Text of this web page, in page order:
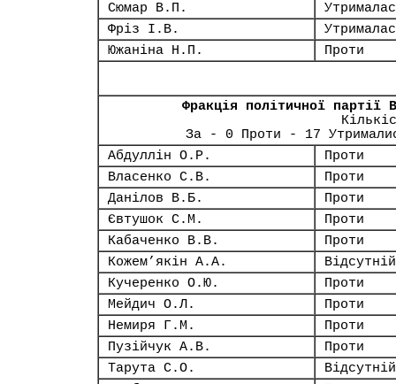
Сюмар В.П.
Фріз І.В.
Южаніна Н.П.
Проти
Фракція політичної партії
За - 0 Проти - 17
Абдуллін О.Р.
Проти
Власенко С.В.
Проти
Данілов В.Б.
Проти
Євтушок С.М.
Проти
Кабаченко В.В.
Проти
Кожем’якін А.А.
Відсутній
Кучеренко О.Ю.
Проти
Мейдич О.Л.
Проти
Немиря Г.М.
Проти
Пузійчук А.В.
Проти
Тарута С.О.
Відсутній